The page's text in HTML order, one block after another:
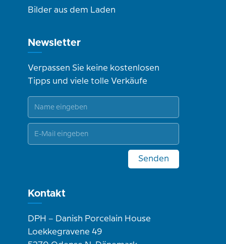
Bilder aus dem Laden
Newsletter
Verpassen Sie keine kostenlosen
Tipps und viele tolle Verkäufe
Senden
Kontakt
DPH – Danish Porcelain House
Loekkegravene 49